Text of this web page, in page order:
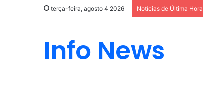
terça-feira, agosto 4 2026 Notícias de Última Hora
Info News